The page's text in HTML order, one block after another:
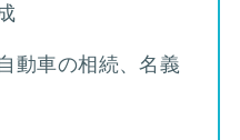
動車の相続、名義